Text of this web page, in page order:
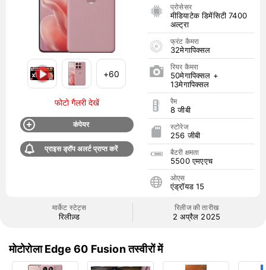
+60
फोटो गैलरी देखें
कंपेयर
प्राइस ड्रॉप अलर्ट प्राप्त करें
प्रोसेसर
मीडियाटेक डिमेंसिटी 7400
अल्ट्रा
फ्रंट कैमरा
32मेगापिक्सल
रियर कैमरा
50मेगापिक्सल +
13मेगापिक्सल
रैम
8 जीबी
स्टोरेज
256 जीबी
बैटरी क्षमता
5500 एमएएच
ओएस
एंड्रॉ़यड 15
मार्केट स्टेट्स
रिलीज़्ड
रिलीज की तारीख
2 अप्रैल 2025
मोटोरोला Edge 60 Fusion तस्वीरों में